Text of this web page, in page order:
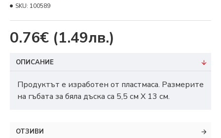
0.76€ (1.49лв.)
SKU: 100589
ОПИСАНИЕ
Продуктът е изработен от пластмаса. Размерите
на гъбата за бяла дъска са 5,5 см Х 13 см.
ОТЗИВИ